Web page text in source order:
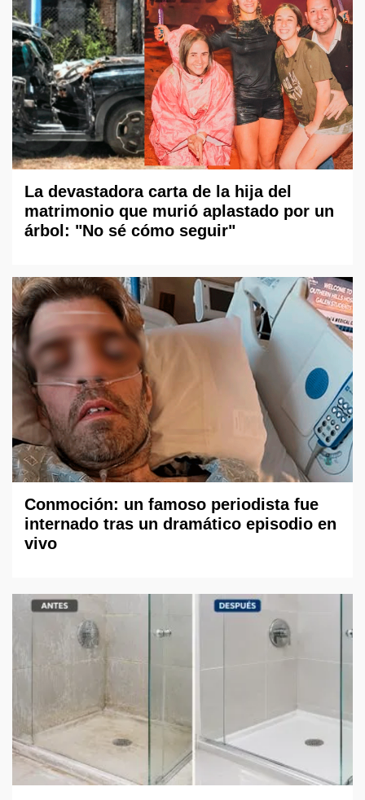
La devastadora carta de la hija del
matrimonio que murió aplastado por un
árbol: "No sé cómo seguir"
Conmoción: un famoso periodista fue
internado tras un dramático episodio en
vivo